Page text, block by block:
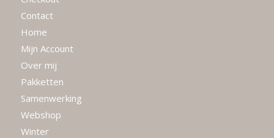
Contact
Home
Mijn Account
Over mij
Pakketten
Samenwerking
Webshop
Winter